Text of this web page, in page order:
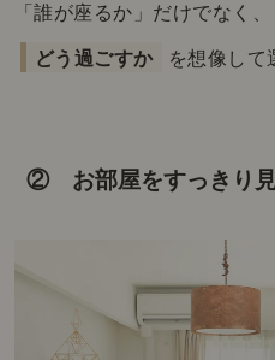
「誰が座るか」だけでなく、
どう過ごすか を想像して
② お部屋をすっきり見